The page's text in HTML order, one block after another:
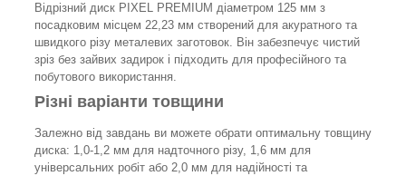
Відрізний диск PIXEL PREMIUM діаметром 125 мм з
посадковим місцем 22,23 мм створений для акуратного та
швидкого різу металевих заготовок. Він забезпечує чистий
зріз без зайвих задирок і підходить для професійного та
побутового використання.
Різні варіанти товщини
Залежно від завдань ви можете обрати оптимальну товщину
диска: 1,0-1,2 мм для надточного різу, 1,6 мм для
універсальних робіт або 2,0 мм для надійності та